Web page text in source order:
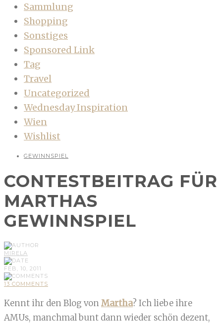
Sammlung
Shopping
Sonstiges
Sponsored Link
Tag
Travel
Uncategorized
Wednesday Inspiration
Wien
Wishlist
GEWINNSPIEL
CONTESTBEITRAG FÜR
MARTHAS
GEWINNSPIEL
MIRELA
FEB, 10, 2011
13 COMMENTS
Kennt ihr den Blog vonMartha? Ich liebe ihre
AMUs, manchmal bunt dann wieder schön dezent,